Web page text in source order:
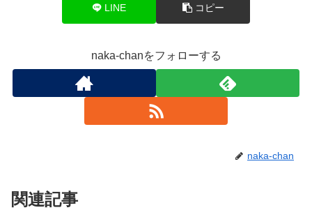
LINE コピー
naka-chanをフォローする
naka-chan
関連記事